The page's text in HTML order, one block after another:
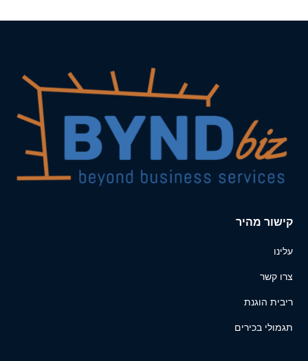
קישור מהיר
עלינו
צרו קשר
ריבית הוגנת
תגמולי בכירים